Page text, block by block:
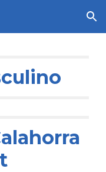
Skip to navigation